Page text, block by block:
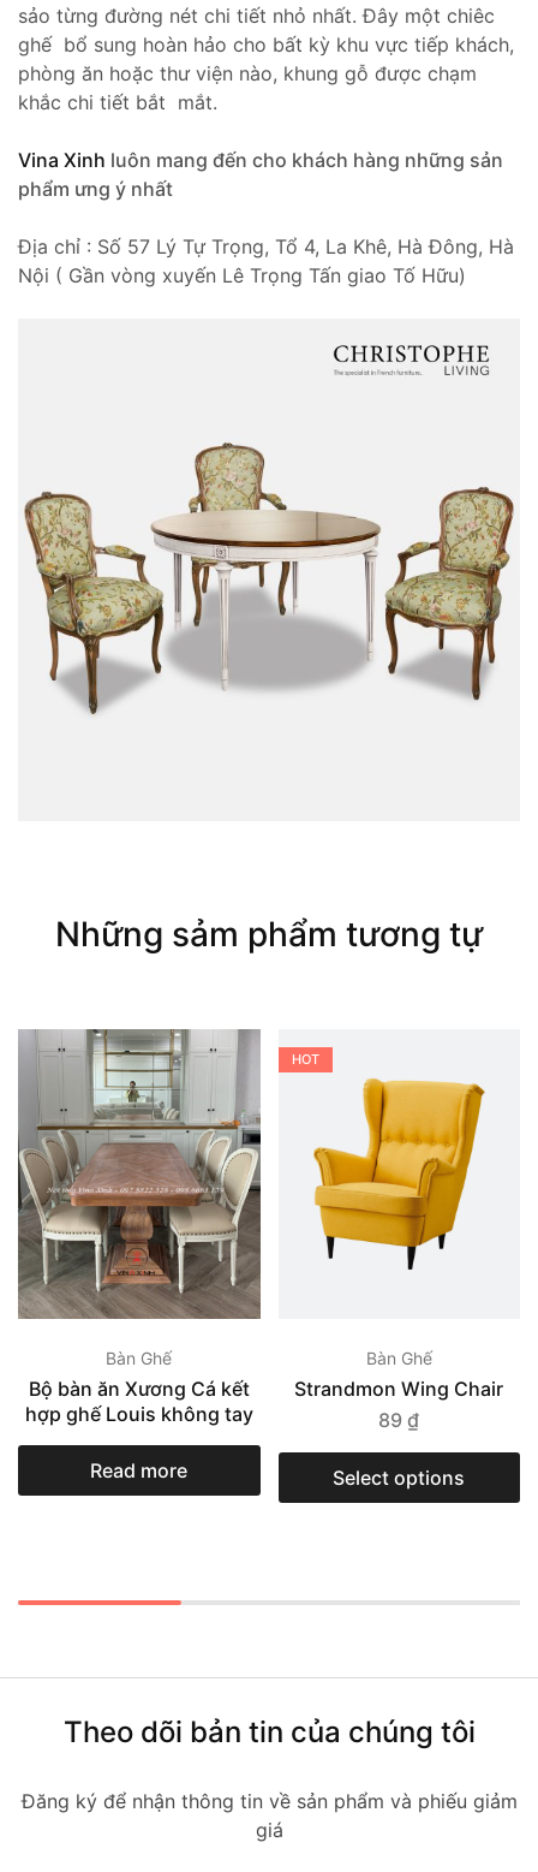
sảo từng đường nét chi tiết nhỏ nhất. Đây một chiêc
ghế bổ sung hoàn hảo cho bất kỳ khu vực tiếp khách,
phòng ăn hoặc thư viện nào, khung gỗ được chạm
khắc chi tiết bắt mắt.
Vina Xinh luôn mang đến cho khách hàng những sản
phẩm ưng ý nhất
Địa chỉ : Số 57 Lý Tự Trọng, Tổ 4, La Khê, Hà Đông, Hà
Nội ( Gần vòng xuyến Lê Trọng Tấn giao Tố Hữu)
Những sảm phẩm tương tự
Bàn Ghế
Bộ bàn ăn Xương Cá kết
hợp ghế Louis không tay
Read more
HOT
Bàn Ghế
Strandmon Wing Chair
89₫
Select options
Theo dõi bản tin của chúng tôi
Đăng ký để nhận thông tin về sản phẩm và phiếu giảm
giá